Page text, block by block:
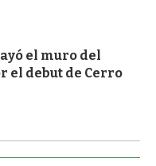
el muro del
el debut de Cerro